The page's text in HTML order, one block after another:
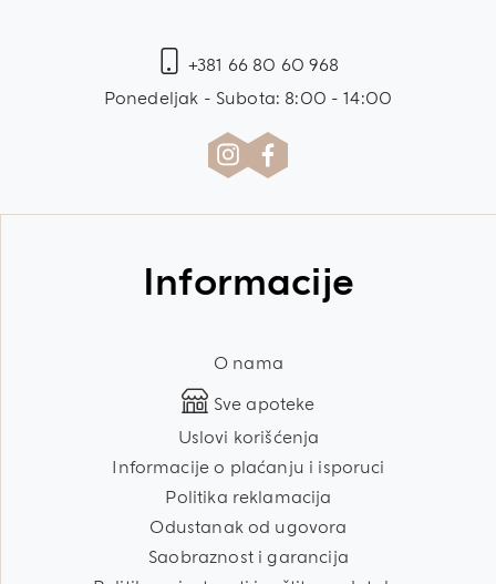
+381 66 80 60 968
Ponedeljak - Subota: 8:00 - 14:00
Informacije
O nama
Sve apoteke
Uslovi korišćenja
Informacije o plaćanju i isporuci
Politika reklamacija
Odustanak od ugovora
Saobraznost i garancija